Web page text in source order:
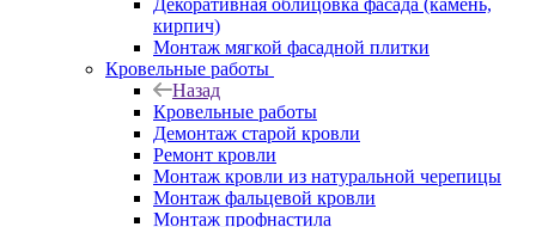
Декоративная облицовка фасада (камень,
кирпич)
Монтаж мягкой фасадной плитки
Кровельные работы
Назад
Кровельные работы
Демонтаж старой кровли
Ремонт кровли
Монтаж кровли из натуральной черепицы
Монтаж фальцевой кровли
Монтаж профнастила